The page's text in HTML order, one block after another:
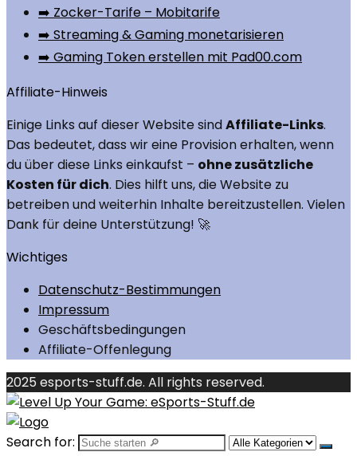
➡️ Zocker-Tarife – Mobitarife
➡️ Streaming & Gaming monetarisieren
➡️ Gaming Token erstellen mit Pad00.com
Affiliate-Hinweis
Einige Links auf dieser Website sindAffiliate-Links.
Das bedeutet, dass wir eine Provision erhalten, wenn
du über diese Links einkaufst – ohne zusätzliche
Kosten für dich. Dies hilft uns, die Website zu
betreiben und weiterhin Inhalte bereitzustellen. Vielen
Dank für deine Unterstützung! 🚀
Wichtiges
Datenschutz-Bestimmungen
Impressum
Geschäftsbedingungen
Affiliate-Offenlegung
2025 esports-stuff.de. All rights reserved.
Search for: